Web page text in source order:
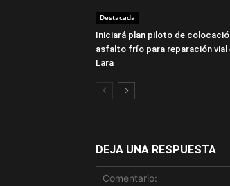
Destacada
Iniciará plan piloto de
asfalto frío para reparación vial
Lara
DEJA UNA RESPUESTA